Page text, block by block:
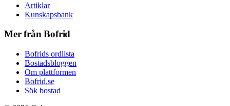
Artiklar
Kunskapsbank
Mer från Bofrid
Bofrids ordlista
Bostadsbloggen
Om plattformen
Bofrid.se
Sök bostad